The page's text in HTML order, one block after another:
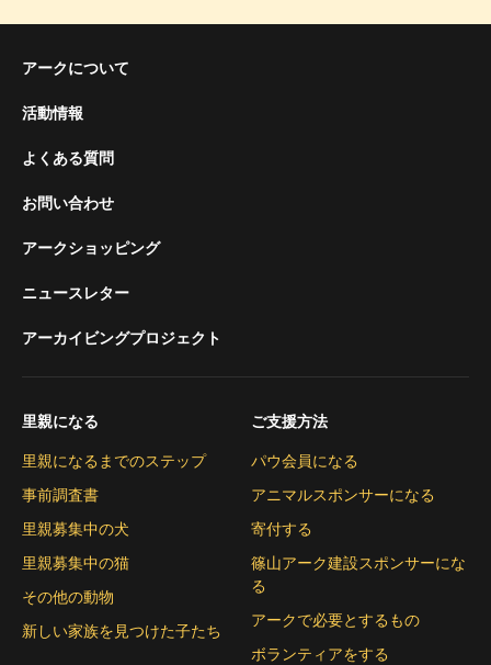
アークについて
活動情報
よくある質問
お問い合わせ
アークショッピング
ニュースレター
アーカイビングプロジェクト
里親になる
里親になるまでのステップ
事前調査書
里親募集中の犬
里親募集中の猫
その他の動物
新しい家族を見つけた子たち
ご支援方法
パウ会員になる
アニマルスポンサーになる
寄付する
篠山アーク建設スポンサーにな
る
アークで必要とするもの
ボランティアをする